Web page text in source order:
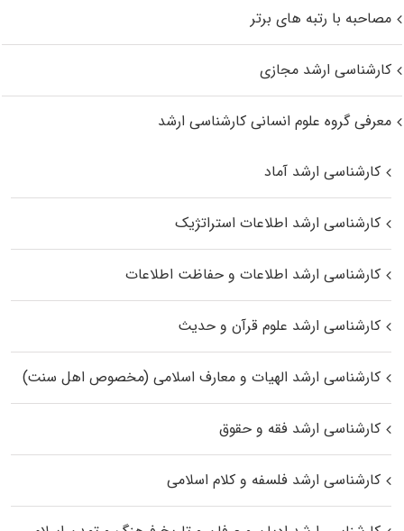
مصاحبه با رتبه های برتر
کارشناسی ارشد مجازی
معرفی گروه علوم انسانی کارشناسی ارشد
کارشناسی ارشد آماد
کارشناسی ارشد اطلاعات استراتژیک
کارشناسی ارشد اطلاعات و حفاظت اطلاعات
کارشناسی ارشد علوم قرآن و حدیث
کارشناسی ارشد الهیات و معارف اسلامی (مخصوص اهل سنت)
کارشناسی ارشد فقه و حقوق
کارشناسی ارشد فلسفه و کلام اسلامی